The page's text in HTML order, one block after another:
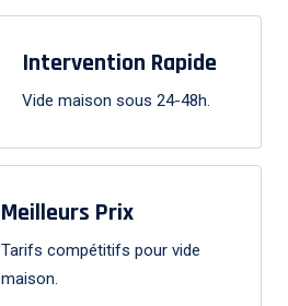
Intervention Rapide
Vide maison sous 24-48h.
Meilleurs Prix
Tarifs compétitifs pour vide
maison.